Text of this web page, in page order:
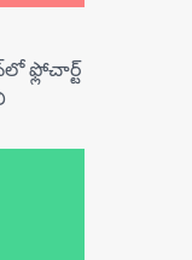
ఫ్లోచార్ట్